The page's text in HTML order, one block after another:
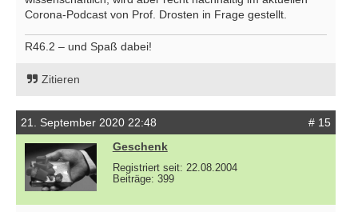
Corona-Podcast von Prof. Drosten in Frage gestellt.
R46.2 – und Spaß dabei!
Zitieren
21. September 2020 22:48
# 15
Geschenk
Registriert seit: 22.08.2004
Beiträge: 399